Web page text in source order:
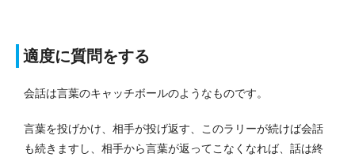
適度に質問をする
会話は言葉のキャッチボールのようなものです。
言葉を投げかけ、相手が投げ返す、このラリーが続けば会話
も続きますし、相手から言葉が返ってこなくなれば、話は終